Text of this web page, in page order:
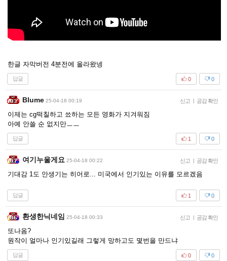
한글 자막버전 4분전에 올라왔넹
답글 0
0
Blume 25-04-18 00:19 신고 공감 확인
이제는 cg떡칠하고 쑈하는 모든 영화가 지겨워짐
아예 안쓸 순 없지만ㅡㅡ
답글 0
1
여기누울게요 25-04-18 00:22 신고 공감 확인
기대감 1도 안생기는 히어로... 미국에서 인기있는 이유를 모르겠음
답글 0
1
환생한닉네임 25-04-18 00:33 신고 공감 확인
또나옴?
원작이 얼마나 인기있길래 그렇게 망하고도 몇번을 만드냐
답글 0
0